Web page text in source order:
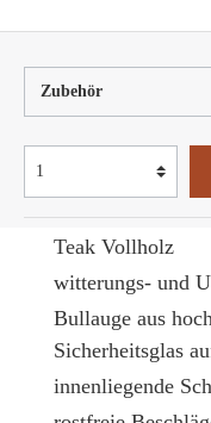
Teak Vollholz
witterungs- und
Bullauge aus
Sicherheitsglas
innenliegende
Zubehör